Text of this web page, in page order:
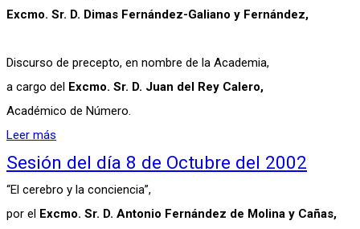
Excmo. Sr. D. Dimas Fernández-Galiano y Fernández,
Discurso de precepto, en nombre de la Academia,
a cargo del Excmo. Sr. D. Juan del Rey Calero,
Académico de Número.
Leer más
Sesión del día 8 de Octubre del 2002
“El cerebro y la conciencia”,
por el Excmo. Sr. D. Antonio Fernández de Molina y Cañas,